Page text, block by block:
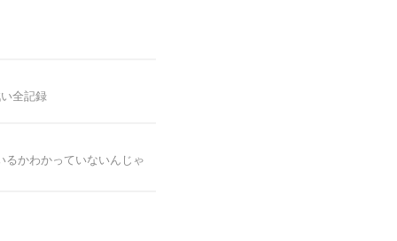
全記録
かわかっていないんじゃ